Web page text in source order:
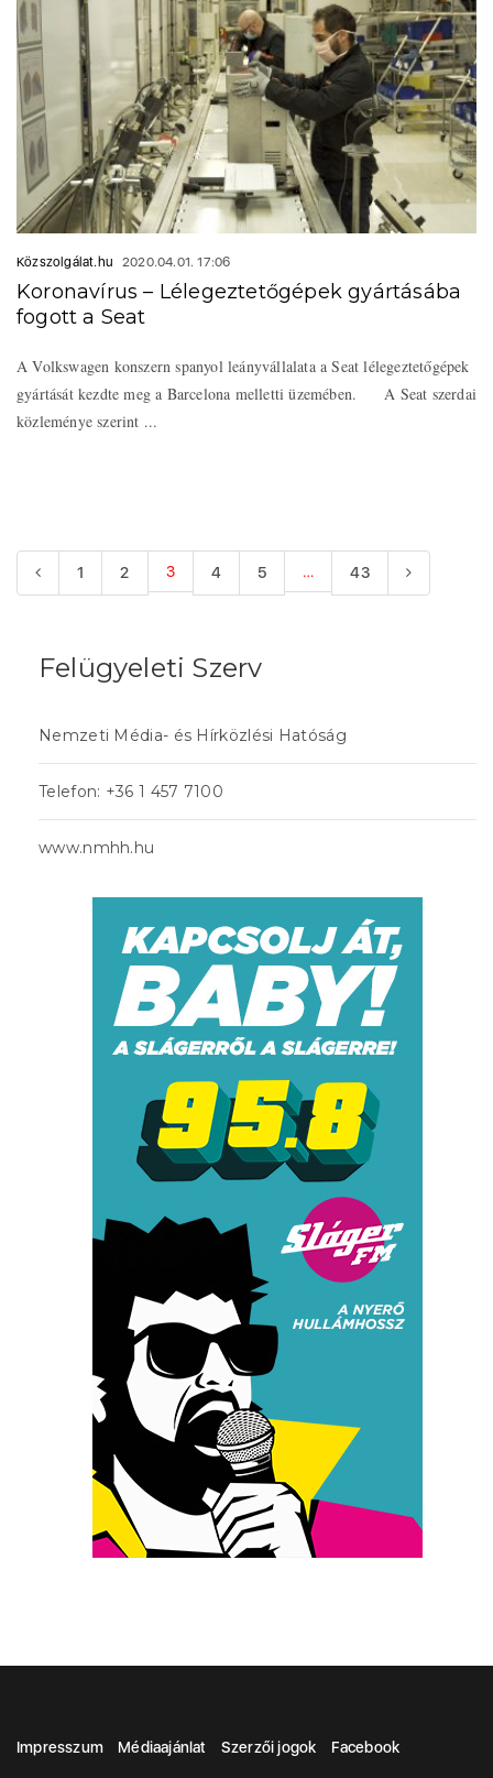
Közszolgálat.hu 2020.04.01. 17:06
Koronavírus – Lélegeztetőgépek gyártásába
fogott a Seat
A Volkswagen konszern spanyol leányvállalata a Seat lélegeztetőgépek
gyártását kezdte meg a Barcelona melletti üzemében. A Seat szerdai
közleménye szerint ...
1 2 3 4 5 … 43
Felügyeleti Szerv
Nemzeti Média- és Hírközlési Hatóság
Telefon: +36 1 457 7100
www.nmhh.hu
Impresszum Médiaajánlat Szerzői jogok Facebook